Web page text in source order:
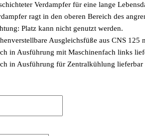
Verdampfer für eine lange
ragt in den oberen Bereich des
Platz kann nicht genutzt werden.
Ausgleichsfüße aus CNS 125
in Ausführung mit Maschinenfach links
in Ausführung für Zentralkühlung lieferbar